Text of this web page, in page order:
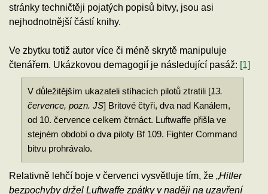
stránky techničtěji pojatých popisů bitvy, jsou asi
nejhodnotnější částí knihy.
Ve zbytku totiž autor více či méně skrytě manipuluje
čtenářem. Ukázkovou demagogií je následující pasáž: [1]
V důležitějším ukazateli stíhacích pilotů ztratili [13.
července, pozn. JS] Britové čtyři, dva nad Kanálem,
od 10. července celkem čtrnáct. Luftwaffe přišla ve
stejném období o dva piloty Bf 109. Fighter Command
bitvu prohrávalo.
Relativně lehčí boje v červenci vysvětluje tím, že „Hitler
bezpochyby držel Luftwaffe zpátky v naději na uzavření